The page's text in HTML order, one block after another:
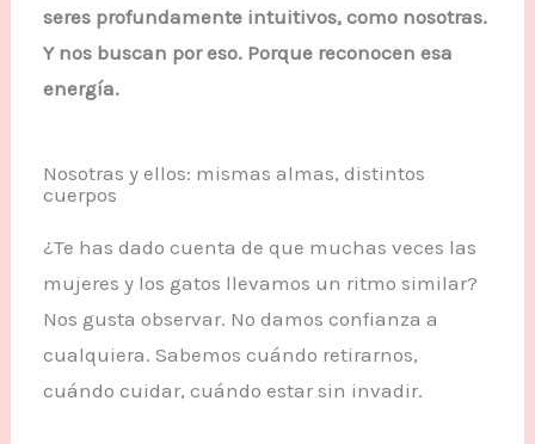
seres profundamente intuitivos, como nosotras.
Y nos buscan por eso. Porque reconocen esa
energía.
Nosotras y ellos: mismas almas, distintos
cuerpos
¿Te has dado cuenta de que muchas veces las
mujeres y los gatos llevamos un ritmo similar?
Nos gusta observar. No damos confianza a
cualquiera. Sabemos cuándo retirarnos,
cuándo cuidar, cuándo estar sin invadir.